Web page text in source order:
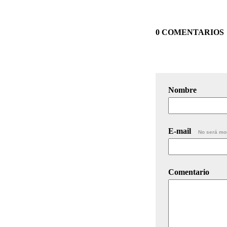
0 COMENTARIOS
Nombre
E-mail No será
Comentario